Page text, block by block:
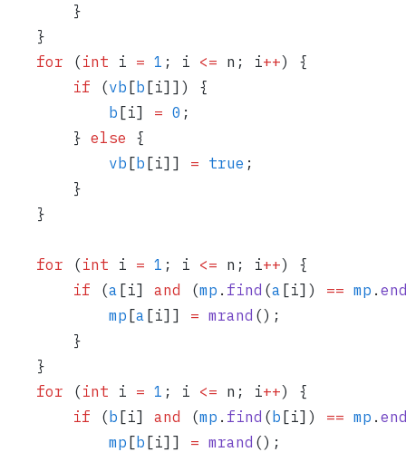
        }
    }
    for
(int i = 1 ; i <= n; i++) {
        if
(vb [b [i]]) {
            b
[i] = 0 ;
        }
else {
            vb
[b [i]] = true ;
        }
    }
    for
(int i = 1 ; i <= n; i++) {
        if
(a [i] and (mp . find (a [i]) == mp .
            mp
[a [i]] = mrand ();
        }
    }
    for
(int i = 1 ; i <= n; i++) {
        if
(b [i] and (mp . find (b [i]) == mp .
            mp
[b [i]] = mrand ();